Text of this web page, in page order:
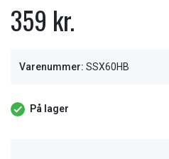
359 kr.
Varenummer: SSX60HB
På lager